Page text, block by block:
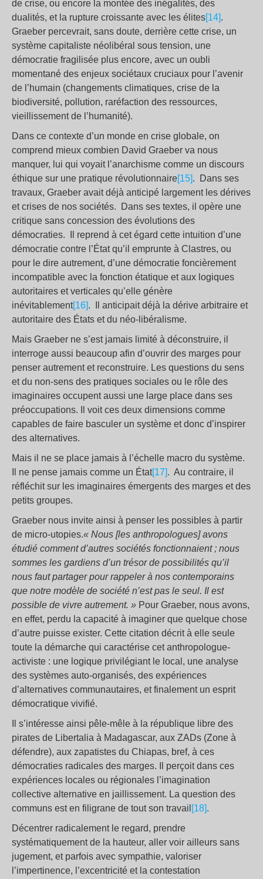
de crise, ou encore la montée des inégalités, des
dualités, et la rupture croissante avec les élites[14].
Graeber percevrait, sans doute, derrière cette crise, un
système capitaliste néolibéral sous tension, une
démocratie fragilisée plus encore, avec un oubli
momentané des enjeux sociétaux cruciaux pour l’avenir
de l’humain (changements climatiques, crise de la
biodiversité, pollution, raréfaction des ressources,
vieillissement de l’humanité).
Dans ce contexte d’un monde en crise globale, on
comprend mieux combien David Graeber va nous
manquer, lui qui voyait l’anarchisme comme un discours
éthique sur une pratique révolutionnaire[15]. Dans ses
travaux, Graeber avait déjà anticipé largement les dérives
et crises de nos sociétés. Dans ses textes, il opère une
critique sans concession des évolutions des
démocraties. Il reprend à cet égard cette intuition d’une
démocratie contre l’État qu’il emprunte à Clastres, ou
pour le dire autrement, d’une démocratie foncièrement
incompatible avec la fonction étatique et aux logiques
autoritaires et verticales qu’elle génère
inévitablement[16]. Il anticipait déjà la dérive arbitraire et
autoritaire des États et du néo-libéralisme.
Mais Graeber ne s’est jamais limité à déconstruire, il
interroge aussi beaucoup afin d’ouvrir des marges pour
penser autrement et reconstruire. Les questions du sens
et du non-sens des pratiques sociales ou le rôle des
imaginaires occupent aussi une large place dans ses
préoccupations. Il voit ces deux dimensions comme
capables de faire basculer un système et donc d’inspirer
des alternatives.
Mais il ne se place jamais à l’échelle macro du système.
Il ne pense jamais comme un État[17]. Au contraire, il
réfléchit sur les imaginaires émergents des marges et des
petits groupes.
Graeber nous invite ainsi à penser les possibles à partir
de micro-utopies.« Nous [les anthropologues] avons
étudié comment d’autres sociétés fonctionnaient ; nous
sommes les gardiens d’un trésor de possibilités qu’il
nous faut partager pour rappeler à nos contemporains
que notre modèle de société n’est pas le seul. Il est
possible de vivre autrement. » Pour Graeber, nous avons,
en effet, perdu la capacité à imaginer que quelque chose
d’autre puisse exister. Cette citation décrit à elle seule
toute la démarche qui caractérise cet anthropologue-
activiste : une logique privilégiant le local, une analyse
des systèmes auto-organisés, des expériences
d’alternatives communautaires, et finalement un esprit
démocratique vivifié.
Il s’intéresse ainsi pêle-mêle à la république libre des
pirates de Libertalia à Madagascar, aux ZADs (Zone à
défendre), aux zapatistes du Chiapas, bref, à ces
démocraties radicales des marges. Il perçoit dans ces
expériences locales ou régionales l’imagination
collective alternative en jaillissement. La question des
communs est en filigrane de tout son travail [18].
Décentrer radicalement le regard, prendre
systématiquement de la hauteur, aller voir ailleurs sans
jugement, et parfois avec sympathie, valoriser
l’impertinence, l’excentricité et la contestation